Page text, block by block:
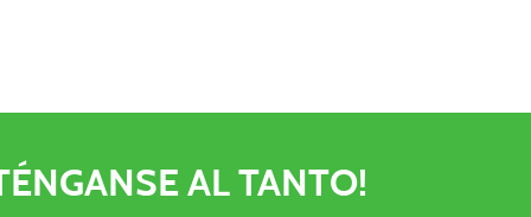
AL TANTO!